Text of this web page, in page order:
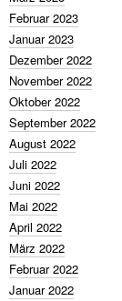
Februar 2023
Januar 2023
Dezember 2022
November 2022
Oktober 2022
September 2022
August 2022
Juli 2022
Juni 2022
Mai 2022
April 2022
März 2022
Februar 2022
Januar 2022